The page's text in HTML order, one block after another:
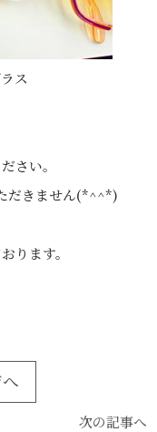
ス
さい。
だきません(*^^*)
ります。
次の記事へ